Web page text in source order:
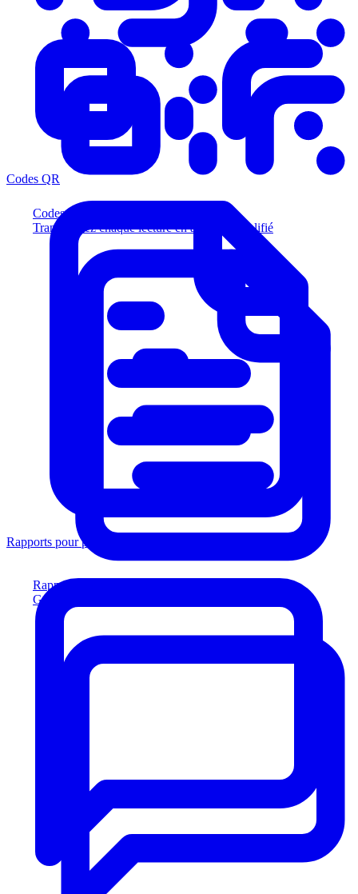
Codes QR
Transformez chaque lecture en acheteur qualifié
Rapports pour prêteurs
Générez des rapports conformes aux prêteurs
Codes QR
Rapports pour prêteurs